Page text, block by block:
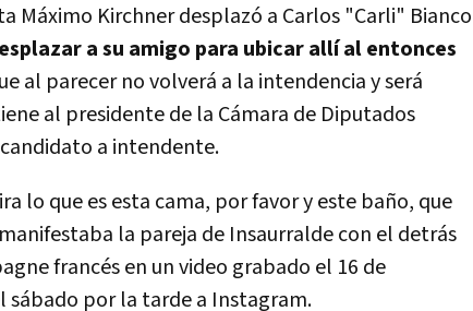
Máximo Kirchner desplazó a Carlos "Carli" Bianco
a su amigo para ubicar allí al entonces
al parecer no volverá a la intendencia y será
al presidente de la Cámara de Diputados
a intendente.
lo que es esta cama, por favor y este baño, que
la pareja de Insaurralde con el detrás
francés en un video grabado el 16 de
sábado por la tarde a Instagram.